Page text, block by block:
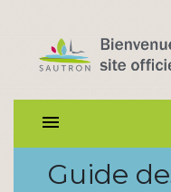
menu
Guide